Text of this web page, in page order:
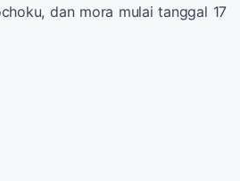
dan mora mulai tanggal 17